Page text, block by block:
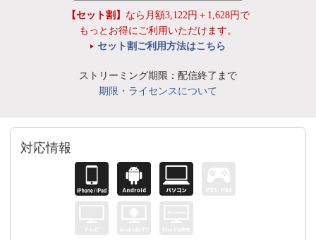
【セット割】 なら月額3,122円＋1,628円で
もっとお得にご利用いただけます。
セット割ご利用方法はこちら
ストリーミング期限：配信終了まで
期限・ライセンスについて
対応情報